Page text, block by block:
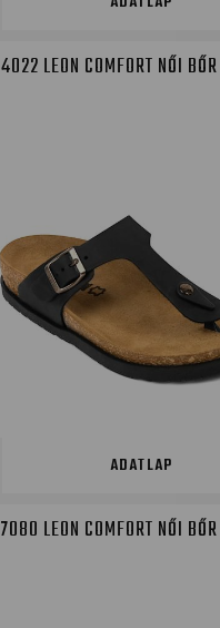
4022 LEON COMFORT NŐI
ADATLAP
7080 LEON COMFORT NŐI